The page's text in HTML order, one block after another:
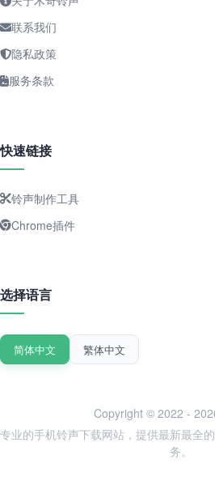
联系我们
隐私政策
服务条款
快速链接
铃声制作工具
Chrome插件
选择语言
简体中文 繁体中文
Copyright © 2022 -
专业的手机铃声下载网站，提供最新最全
务。